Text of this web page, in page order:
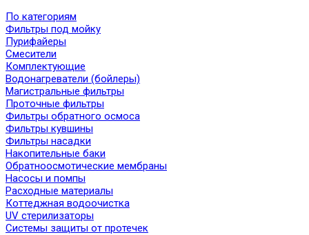
По категориям
Фильтры под мойку
Пурифайеры
Смесители
Комплектующие
Водонагреватели (бойлеры)
Магистральные фильтры
Проточные фильтры
Фильтры обратного осмоса
Фильтры кувшины
Фильтры насадки
Накопительные баки
Обратноосмотические мембраны
Насосы и помпы
Расходные материалы
Коттеджная водоочистка
UV стерилизаторы
Системы защиты от протечек